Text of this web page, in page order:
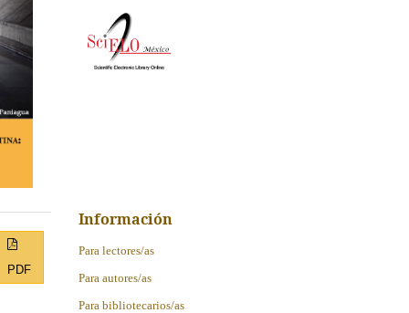
PDF
Información
Para lectores/as
Para autores/as
Para bibliotecarios/as